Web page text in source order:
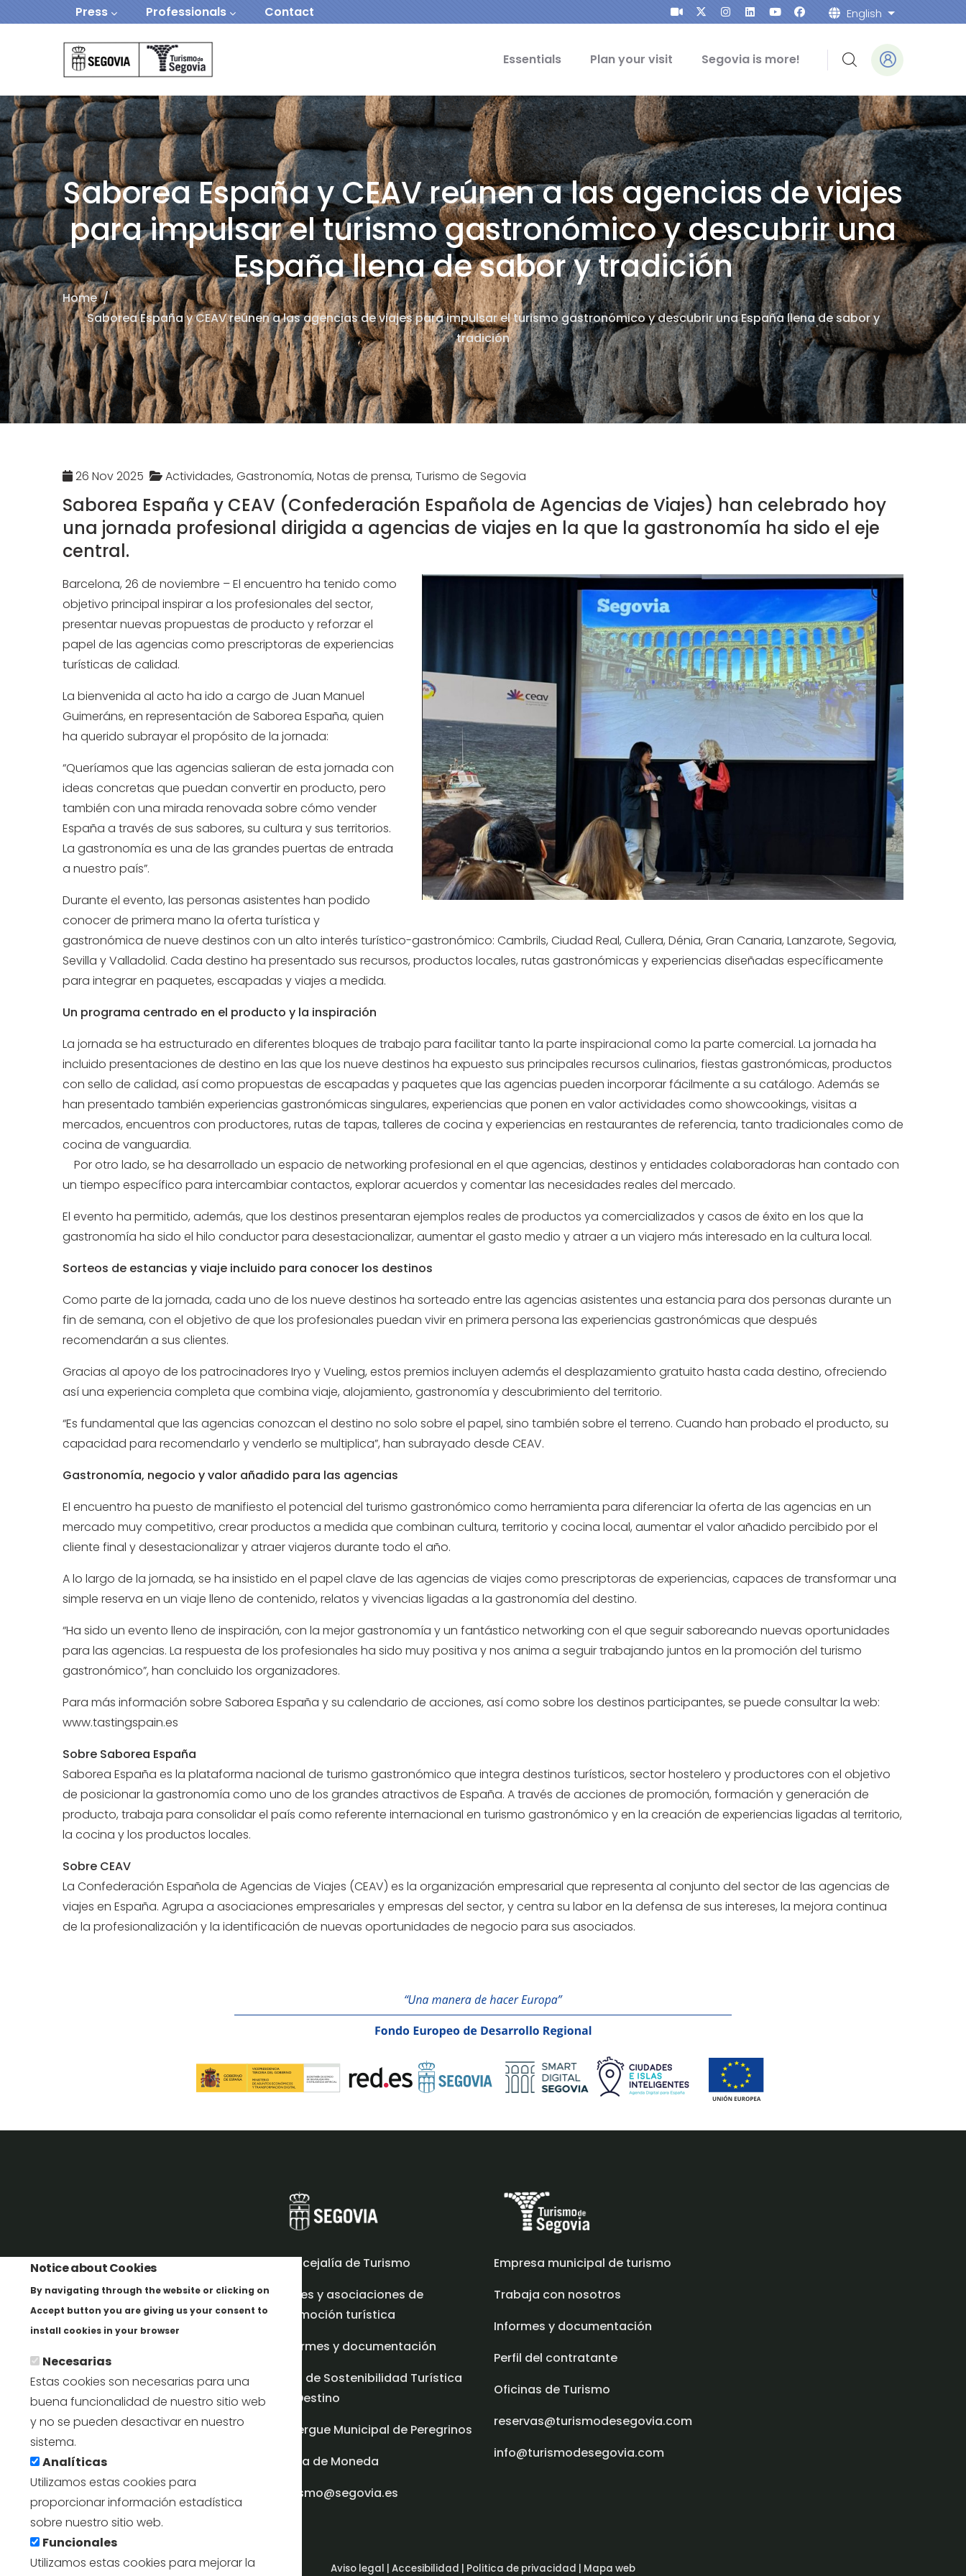
Notice about Cookies
By navigating through the website or clicking on
Accept button you are giving us your consent to
install cookies in your browser
Necesarias
Estas cookies son necesarias para una
buena funcionalidad de nuestro sitio web
y no se pueden desactivar en nuestro
sistema.
Analíticas
Utilizamos estas cookies para
proporcionar información estadística
sobre nuestro sitio web.
Funcionales
Utilizamos estas cookies para mejorar la
Skip to main contentNavegación secundaria
Press Professionals Contact English List
Essentials Plan your visit Segovia is more!
Saborea España y CEAV reúnen a las agencias de viajes
para impulsar el turismo gastronómico y descubrir una
España llena de sabor y tradición
Home/
Saborea España y CEAV reúnen a las agencias de viajes para impulsar el turismo gastronómico y descubrir una España llena de sabor y
tradición
26 Nov 2025 Actividades, Gastronomía, Notas de prensa, Turismo de Segovia
Saborea España y CEAV (Confederación Española de Agencias de Viajes) han celebrado hoy
una jornada profesional dirigida a agencias de viajes en la que la gastronomía ha sido el eje
central.
Barcelona, 26 de noviembre – El encuentro ha tenido como
objetivo principal inspirar a los profesionales del sector,
presentar nuevas propuestas de producto y reforzar el
papel de las agencias como prescriptoras de experiencias
turísticas de calidad.
La bienvenida al acto ha ido a cargo de Juan Manuel
Guimeráns, en representación de Saborea España, quien
ha querido subrayar el propósito de la jornada:
“Queríamos que las agencias salieran de esta jornada con
ideas concretas que puedan convertir en producto, pero
también con una mirada renovada sobre cómo vender
España a través de sus sabores, su cultura y sus territorios.
La gastronomía es una de las grandes puertas de entrada
a nuestro país”.
Durante el evento, las personas asistentes han podido
conocer de primera mano la oferta turística y
gastronómica de nueve destinos con un alto interés turístico-gastronómico: Cambrils, Ciudad Real, Cullera, Dénia, Gran Canaria, Lanzarote, Segovia,
Sevilla y Valladolid. Cada destino ha presentado sus recursos, productos locales, rutas gastronómicas y experiencias diseñadas específicamente
para integrar en paquetes, escapadas y viajes a medida.
Un programa centrado en el producto y la inspiración
La jornada se ha estructurado en diferentes bloques de trabajo para facilitar tanto la parte inspiracional como la parte comercial. La jornada ha
incluido presentaciones de destino en las que los nueve destinos ha expuesto sus principales recursos culinarios, fiestas gastronómicas, productos
con sello de calidad, así como propuestas de escapadas y paquetes que las agencias pueden incorporar fácilmente a su catálogo. Además se
han presentado también experiencias gastronómicas singulares, experiencias que ponen en valor actividades como showcookings, visitas a
mercados, encuentros con productores, rutas de tapas, talleres de cocina y experiencias en restaurantes de referencia, tanto tradicionales como de
cocina de vanguardia.
Por otro lado, se ha desarrollado un espacio de networking profesional en el que agencias, destinos y entidades colaboradoras han contado con
un tiempo específico para intercambiar contactos, explorar acuerdos y comentar las necesidades reales del mercado.
El evento ha permitido, además, que los destinos presentaran ejemplos reales de productos ya comercializados y casos de éxito en los que la
gastronomía ha sido el hilo conductor para desestacionalizar, aumentar el gasto medio y atraer a un viajero más interesado en la cultura local.
Sorteos de estancias y viaje incluido para conocer los destinos
Como parte de la jornada, cada uno de los nueve destinos ha sorteado entre las agencias asistentes una estancia para dos personas durante un
fin de semana, con el objetivo de que los profesionales puedan vivir en primera persona las experiencias gastronómicas que después
recomendarán a sus clientes.
Gracias al apoyo de los patrocinadores Iryo y Vueling, estos premios incluyen además el desplazamiento gratuito hasta cada destino, ofreciendo
así una experiencia completa que combina viaje, alojamiento, gastronomía y descubrimiento del territorio.
“Es fundamental que las agencias conozcan el destino no solo sobre el papel, sino también sobre el terreno. Cuando han probado el producto, su
capacidad para recomendarlo y venderlo se multiplica”, han subrayado desde CEAV.
Gastronomía, negocio y valor añadido para las agencias
El encuentro ha puesto de manifiesto el potencial del turismo gastronómico como herramienta para diferenciar la oferta de las agencias en un
mercado muy competitivo, crear productos a medida que combinan cultura, territorio y cocina local, aumentar el valor añadido percibido por el
cliente final y desestacionalizar y atraer viajeros durante todo el año.
A lo largo de la jornada, se ha insistido en el papel clave de las agencias de viajes como prescriptoras de experiencias, capaces de transformar una
simple reserva en un viaje lleno de contenido, relatos y vivencias ligadas a la gastronomía del destino.
“Ha sido un evento lleno de inspiración, con la mejor gastronomía y un fantástico networking con el que seguir saboreando nuevas oportunidades
para las agencias. La respuesta de los profesionales ha sido muy positiva y nos anima a seguir trabajando juntos en la promoción del turismo
gastronómico”, han concluido los organizadores.
Para más información sobre Saborea España y su calendario de acciones, así como sobre los destinos participantes, se puede consultar la web:
www.tastingspain.es
Sobre Saborea España
Saborea España es la plataforma nacional de turismo gastronómico que integra destinos turísticos, sector hostelero y productores con el objetivo
de posicionar la gastronomía como uno de los grandes atractivos de España. A través de acciones de promoción, formación y generación de
producto, trabaja para consolidar el país como referente internacional en turismo gastronómico y en la creación de experiencias ligadas al territorio,
la cocina y los productos locales.
Sobre CEAV
La Confederación Española de Agencias de Viajes (CEAV) es la organización empresarial que representa al conjunto del sector de las agencias de
viajes en España. Agrupa a asociaciones empresariales y empresas del sector, y centra su labor en la defensa de sus intereses, la mejora continua
de la profesionalización y la identificación de nuevas oportunidades de negocio para sus asociados.
Concejalía de Turismo
Redes y asociaciones de
promoción turística
Informes y documentación
Plan de Sostenibilidad Turística
en Destino
Albergue Municipal de Peregrinos
Casa de Moneda
turismo@segovia.es
Empresa municipal de turismo
Trabaja con nosotros
Informes y documentación
Perfil del contratante
Oficinas de Turismo
reservas@turismodesegovia.com
info@turismodesegovia.com
Aviso legal | Accesibilidad | Politica de privacidad | Mapa web